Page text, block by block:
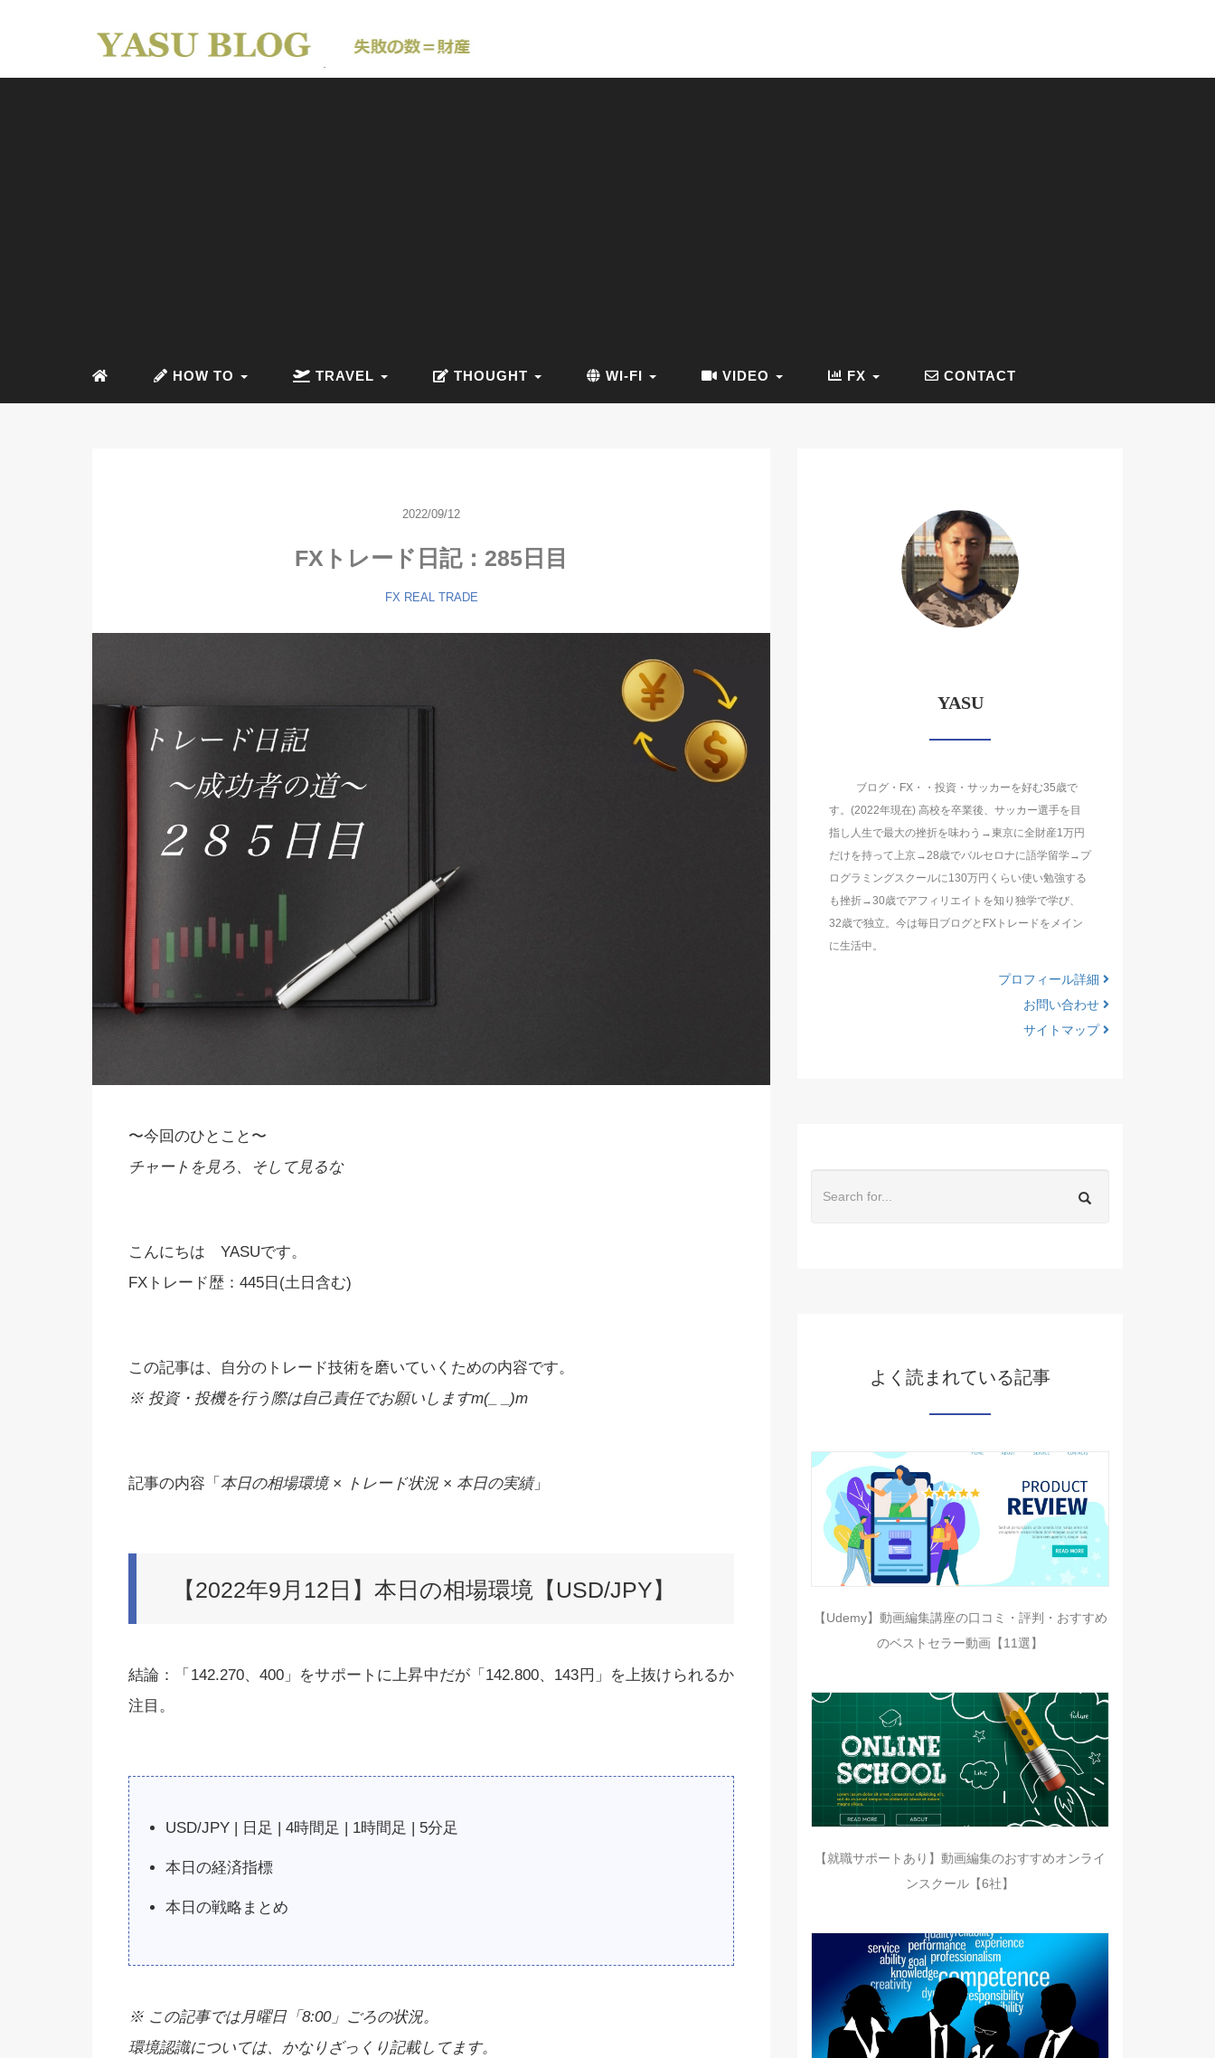
HOW TO TRAVEL THOUGHT WI-FI VIDEO FX CONTACT
2022/09/12
FXトレード日記：285日目
FX REAL TRADE
〜今回のひとこと〜
チャートを見ろ、そして見るな
こんにちは YASUです。
FXトレード歴：445日(土日含む)
この記事は、自分のトレード技術を磨いていくための内容です。
※ 投資・投機を行う際は自己責任でお願いしますm(_ _)m
記事の内容「 本日の相場環境 × トレード状況 × 本日の実績」
【2022年9月12日】本日の相場環境【USD/JPY】
結論：「142.270、400」をサポートに上昇中だが「142.800、143円」を上抜けられるか
注目。
USD/JPY | 日足 | 4時間足 | 1時間足 | 5分足
本日の経済指標
本日の戦略まとめ
※ この記事では月曜日「8:00」ごろの状況。
環境認識については、かなりざっくり記載してます。
YASU
ブログ・FX・・投資・サッカーを好む35歳で
す。(2022年現在) 高校を卒業後、サッカー選手を目
指し人生で最大の挫折を味わう→東京に全財産1万円
だけを持って上京→28歳でバルセロナに語学留学→プ
ログラミングスクールに130万円くらい使い勉強する
も挫折→30歳でアフィリエイトを知り独学で学び、
32歳で独立。今は毎日ブログとFXトレードをメイン
に生活中。
プロフィール詳細
お問い合わせ
サイトマップ
よく読まれている記事
【Udemy】動画編集講座の口コミ・評判・おすすめ
のベストセラー動画【11選】
【就職サポートあり】動画編集のおすすめオンライ
ンスクール【6社】